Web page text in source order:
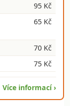
95 Kč
65 Kč
70 Kč
75 Kč
Více informací ›